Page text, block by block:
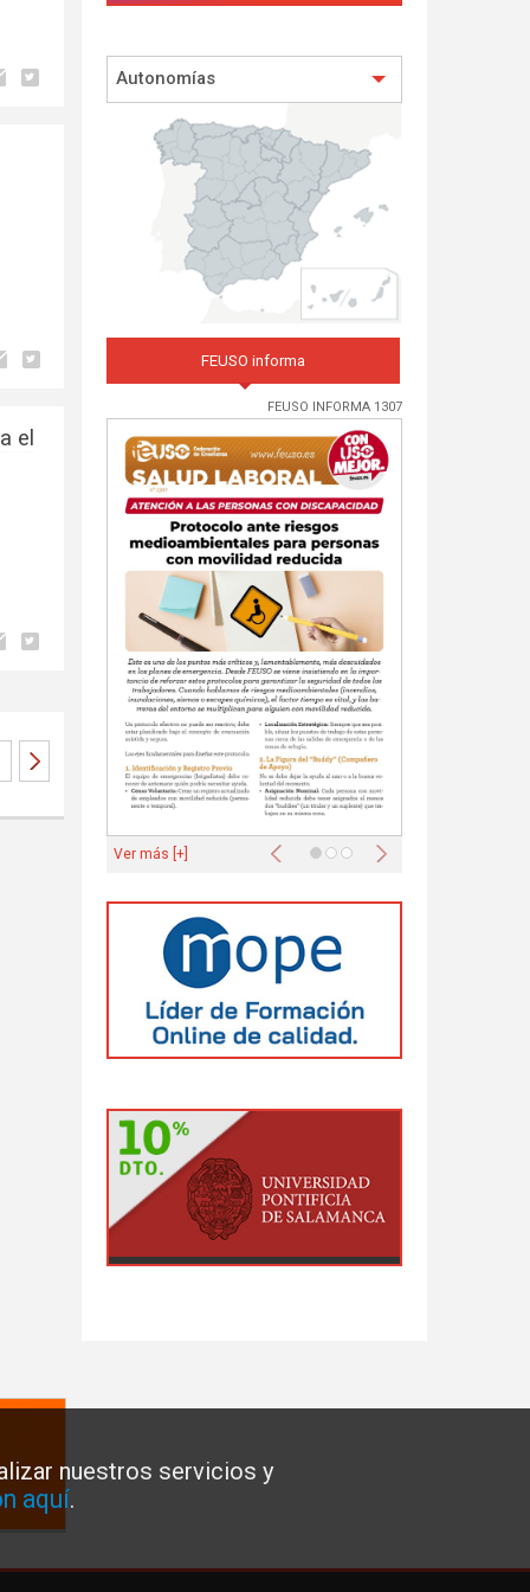
nuestros servicios y
aquí.
el
Autonomías
FEUSO informa
FEUSO INFORMA 1307
Anterior Siguiente
Ver más [+]